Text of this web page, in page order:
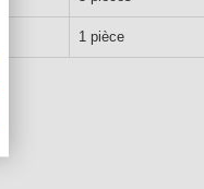
1 pièce